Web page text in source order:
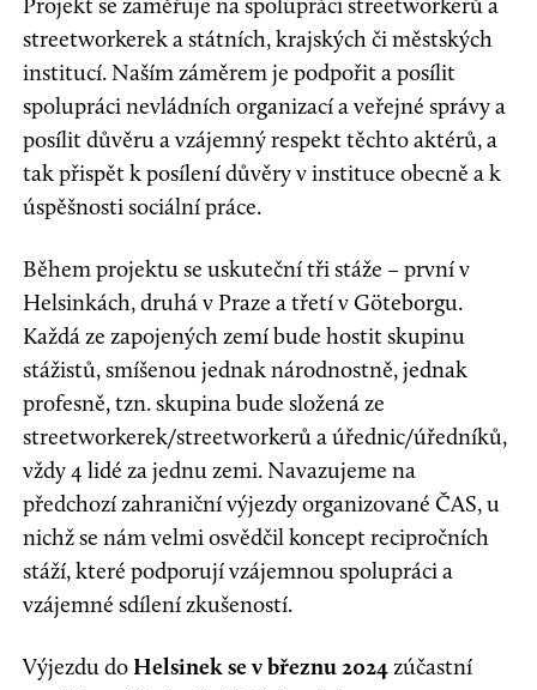
streetworkerek a státních, krajských či městských
institucí. Naším záměrem je podpořit a posílit
spolupráci nevládních organizací a veřejné správy a
posílit důvěru a vzájemný respekt těchto aktérů, a
tak přispět k posílení důvěry v instituce obecně a k
úspěšnosti sociální práce.
Během projektu se uskuteční tři stáže – první v
Helsinkách, druhá v Praze a třetí v Göteborgu.
Každá ze zapojených zemí bude hostit skupinu
stážistů, smíšenou jednak národnostně, jednak
profesně, tzn. skupina bude složená ze
streetworkerek/streetworkerů a úřednic/úředníků,
vždy 4 lidé za jednu zemi. Navazujeme na
předchozí zahraniční výjezdy organizované ČAS, u
nichž se nám velmi osvědčil koncept recipročních
stáží, které podporují vzájemnou spolupráci a
vzájemné sdílení zkušeností.
Výjezdu do Helsinek se v březnu 2024zúčastní